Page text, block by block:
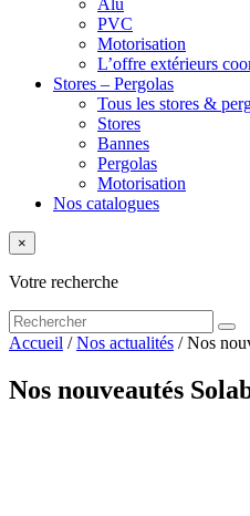
Alu
PVC
Motorisation
L’offre extérieurs
Stores – Pergolas
Tous les stores &
Stores
Bannes
Pergolas
Motorisation
Nos catalogues
×
Votre recherche
Accueil /Nos actualités /Nos
Nos nouveautés